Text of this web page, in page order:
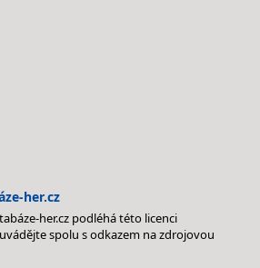
her.cz
her.cz podléhá této licenci
spolu s odkazem na zdrojovou